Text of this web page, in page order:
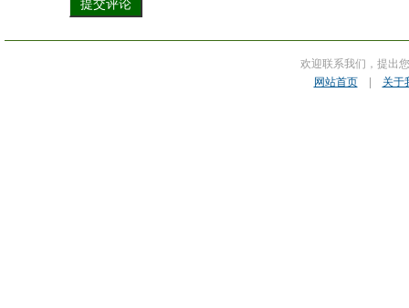
欢迎联系我们，提出
网站首页| 关于